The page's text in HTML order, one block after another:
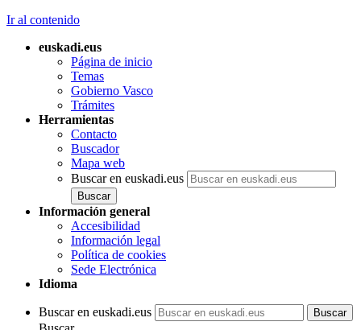
Ir al contenido
euskadi.eus
Página de inicio
Temas
Gobierno Vasco
Trámites
Herramientas
Contacto
Buscador
Mapa web
Buscar en euskadi.eus
Información general
Accesibilidad
Información legal
Política de cookies
Sede Electrónica
Idioma
Buscar en euskadi.eus